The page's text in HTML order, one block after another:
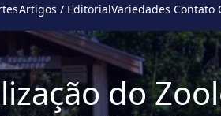
Artigos / EditorialVariedades Contato
do